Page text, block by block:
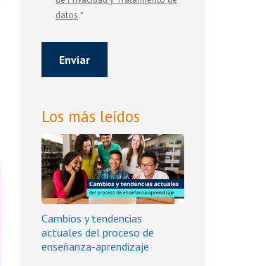
datos.*
Los más leídos
Cambios y tendencias
actuales del proceso de
enseñanza-aprendizaje